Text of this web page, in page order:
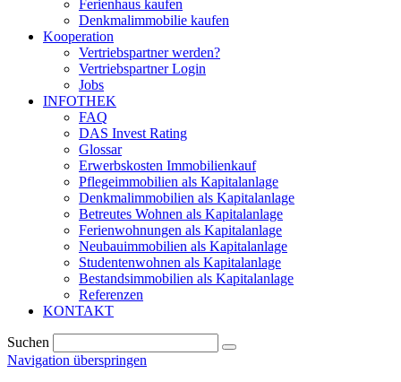
Ferienhaus kaufen
Denkmalimmobilie kaufen
Kooperation
Vertriebspartner werden?
Vertriebspartner Login
Jobs
INFOTHEK
FAQ
DAS Invest Rating
Glossar
Erwerbskosten Immobilienkauf
Pflegeimmobilien als Kapitalanlage
Denkmalimmobilien als Kapitalanlage
Betreutes Wohnen als Kapitalanlage
Ferienwohnungen als Kapitalanlage
Neubauimmobilien als Kapitalanlage
Studentenwohnen als Kapitalanlage
Bestandsimmobilien als Kapitalanlage
Referenzen
KONTAKT
Suchen
Navigation überspringen